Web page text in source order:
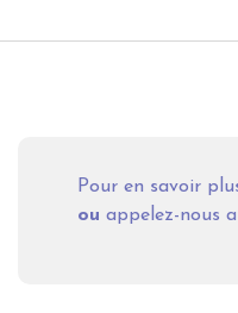
Pour en savoir
ou appelez-nous